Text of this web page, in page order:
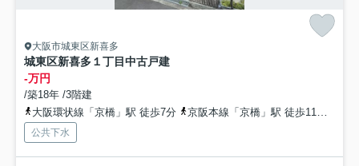
大阪市城東区新喜多
城東区新喜多１丁目中古戸建
-万円
/築18年 /3階建
大阪環状線「京橋」駅 徒歩7分
京阪本線「京橋」駅 徒歩11分
公共下水